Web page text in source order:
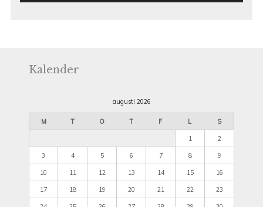
Kalender
augusti 2026
M T O T F L S
1 2
3 4 5 6 7 8 9
10 11 12 13 14 15 16
17 18 19 20 21 22 23